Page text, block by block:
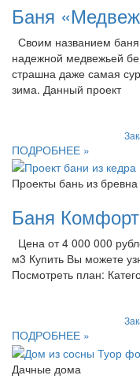
Баня
Своим названием
надежной медвежьей
страшна даже самая
зима. Данный проект
ПОДРОБНЕЕ »
Проекты бань из бревна
Баня
Цена от 4 000 000
м3 Купить Вы можете
Посмотреть план:
ПОДРОБНЕЕ »
Дачные дома